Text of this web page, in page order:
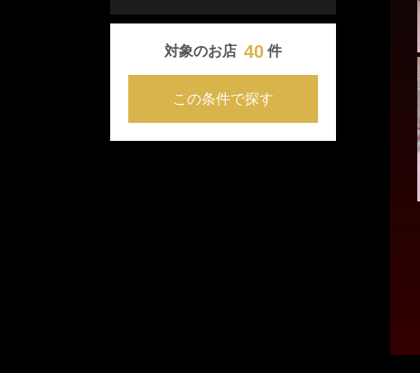
対象のお店 40 件
この条件で探す